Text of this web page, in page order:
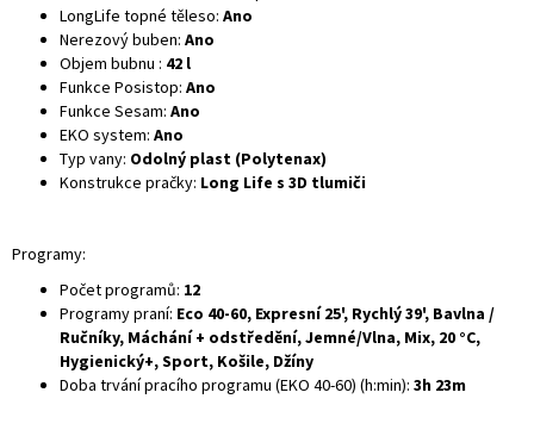
LongLife topné těleso: Ano
Nerezový buben: Ano
Objem bubnu : 42 l
Funkce Posistop: Ano
Funkce Sesam: Ano
EKO system: Ano
Typ vany: Odolný plast (Polytenax)
Konstrukce pračky: Long Life s 3D tlumiči
Programy:
Počet programů: 12
Programy praní: Eco 40-60, Expresní 25', Rychlý 39', Bavlna /
Ručníky, Máchání + odstředění, Jemné/Vlna, Mix, 20 °C,
Hygienický+, Sport, Košile, Džíny
Doba trvání pracího programu (EKO 40-60) (h:min): 3h 23m